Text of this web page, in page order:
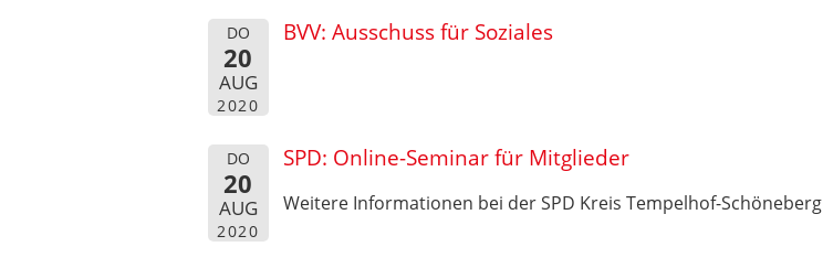
DO
20
AUG
2020
BVV: Ausschuss für Soziales
DO
20
AUG
2020
SPD: Online-Seminar für Mitglieder
Weitere Informationen bei der SPD Kreis Tempelhof-Schöneberg